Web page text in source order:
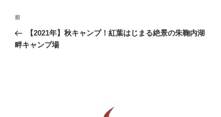
投
ナ
前
の
投
前
【2021年】秋キャンプ！紅葉はじまる絶景の朱鞠内湖
畔キャンプ場